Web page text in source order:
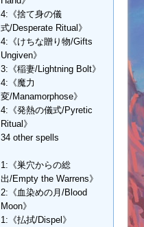
4:《捨て身の儀
式/Desperate Ritual》
4:《けちな贈り物/Gifts
Ungiven》
3:《稲妻/Lightning Bolt》
4:《魔力
変/Manamorphose》
4:《発熱の儀式/Pyretic
Ritual》
34 other spells
1:《巣穴からの総
出/Empty the Warrens》
2:《血染めの月/Blood
Moon》
1:《払拭/Dispel》